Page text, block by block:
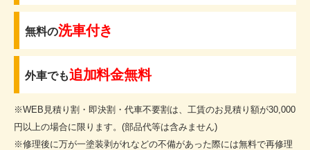
無料の洗車付き
外車でも追加料金無料
※WEB見積り割・即決割・代車不要割は、工賃のお見積り額が30,000
円以上の場合に限ります。(部品代等は含みません)
※修理後に万が一塗装剥がれなどの不備があった際には無料で再修理